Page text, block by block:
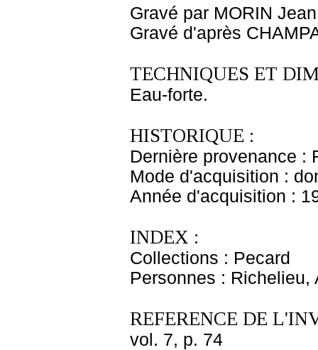
Gravé par MORIN Jean
Gravé d'après
TECHNIQUES ET
Eau-forte.
HISTORIQUE :
Dernière provenance :
Mode d'acquisition :
Année d'acquisition :
INDEX :
Collections : Pecard
Personnes :
REFERENCE DE
vol. 7, p. 74